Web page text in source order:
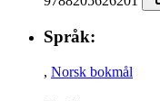
Språk:
, Norsk bokmål